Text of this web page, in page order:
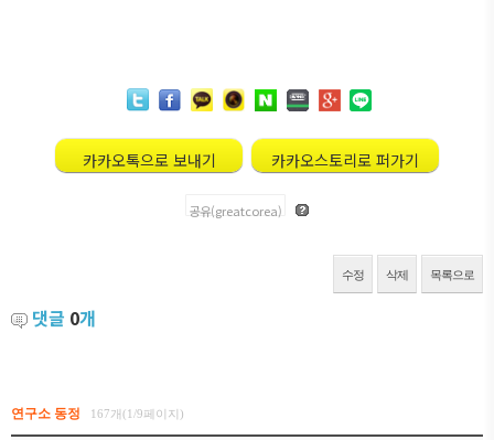
카카오톡으로 보내기 카카오스토리로 퍼가기
공유(greatcorea)
수정 삭제 목록으로
댓글 0개
연구소 동정 167개(1/9페이지)